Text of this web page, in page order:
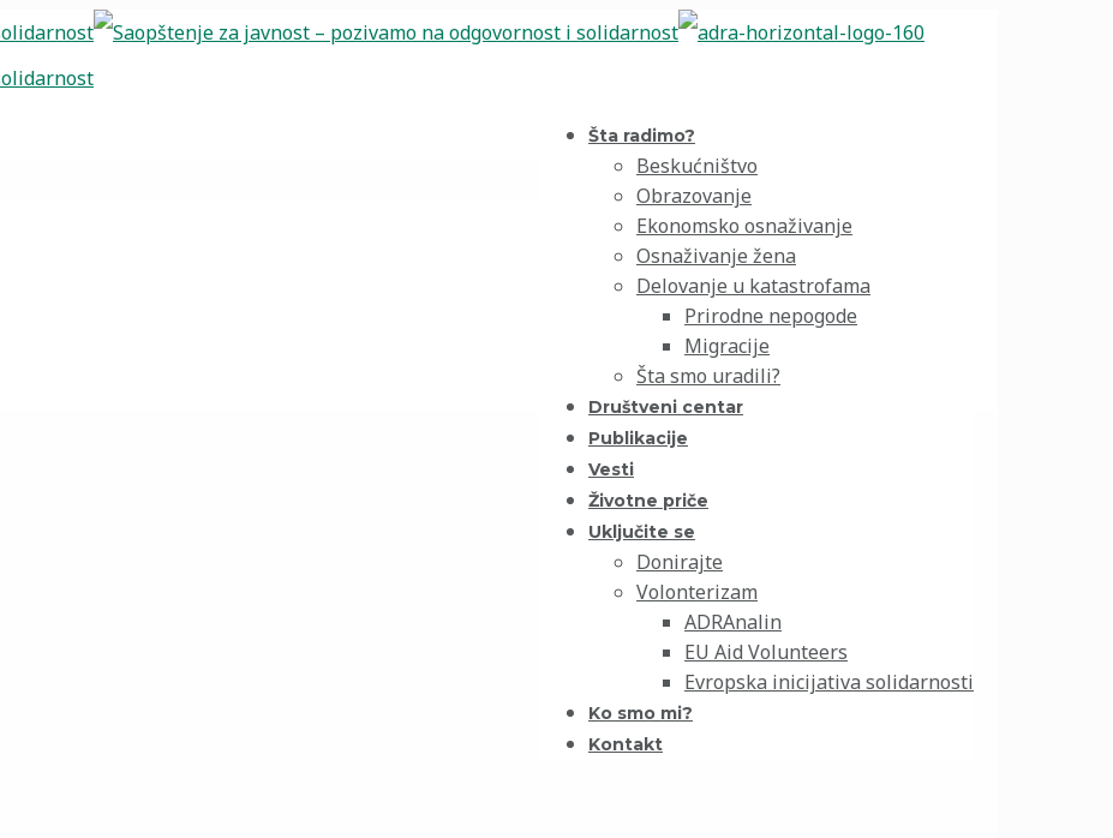
Šta radimo?
Beskućništvo
Obrazovanje
Ekonomsko osnaživanje
Osnaživanje žena
Delovanje u katastrofama
Prirodne nepogode
Migracije
Šta smo uradili?
Društveni centar
Publikacije
Vesti
Životne priče
Uključite se
Donirajte
Volonterizam
ADRAnalin
EU Aid Volunteers
Evropska inicijativa solidarnosti
Ko smo mi?
Kontakt